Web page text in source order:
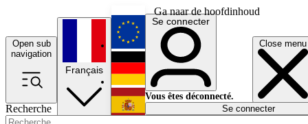
Ga naar de hoofdinhoud
Open sub
navigation
Close menu
Recherche
Français
English
Deutsch
Español
Se connecter
Vous êtes déconnecté.
Se connecter